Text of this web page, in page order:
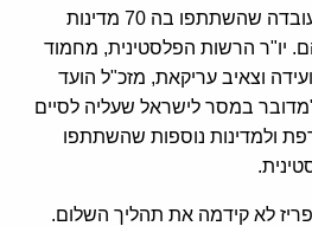
הסיכום של הועידה ואת העובדה שהשתתפו בה 70 מדינות
יו"ר הרשות הפלסטינית, מחמוד
וצאיב עריקאת, מזכ"ל הועד
במסר לישראל שעליה לסיים
ולמדינות נוספות שהשתתפו
לא קידמה את תהליך השלום.